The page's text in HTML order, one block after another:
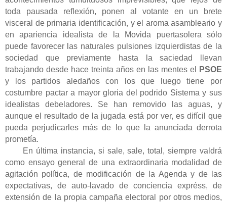
toda pausada reflexión, ponen al votante en un brete
visceral de primaria identificación, y el aroma asambleario y
en apariencia idealista de la Movida puertasolera sólo
puede favorecer las naturales pulsiones izquierdistas de la
sociedad que previamente hasta la saciedad llevan
trabajando desde hace treinta años en las mentes el
PSOE
y los partidos aledaños con los que luego tiene por
costumbre pactar a mayor gloria del podrido Sistema y sus
idealistas debeladores. Se han removido las aguas, y
aunque el resultado de la jugada está por ver, es difícil que
pueda perjudicarles más de lo que la anunciada derrota
prometía.
En última instancia, si sale, sale, total, siempre valdrá
como ensayo general de una extraordinaria modalidad de
agitación política, de modificación de la Agenda y de las
expectativas, de auto-lavado de conciencia expréss, de
extensión de la propia campaña electoral por otros medios,